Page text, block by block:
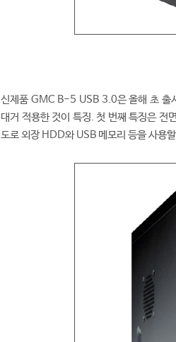
신제품 GMC B-5 USB 3.0은 올해 초 출
대거 적용한 것이 특징. 첫 번째 특징은
도로 외장 HDD와 USB 메모리 등을 사용